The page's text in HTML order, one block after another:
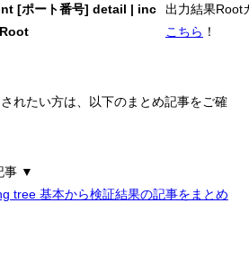
[ポート番号] detail | inc
Root
出力結果
こちら ！
Root
れたい方は、以下のまとめ記事をご確
事 ▼
tree 基本から検証結果の記事をまとめ